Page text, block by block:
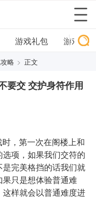
游戏礼包 游戏下
略 > 正文
要交 交护身符作用
，第一次在阁楼上和
项，如果我们交符的
完美格挡的话我们就
只是想体验普通难
样就会以普通难度进